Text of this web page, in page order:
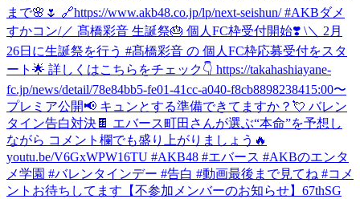
まで🌸🌷 🔗https://www.akb48.co.jp/lp/next-seishun/ #AKBダメ
すかコン/／ 髙橋彩音 生誕祭🎂 個人FC枠受付開始❣️ \＼ 2月
26日に生誕祭を行う #髙橋彩音 の 個人FC枠応募受付をスタ
ート🌟 詳しくはこちらをチェック👇 https://takahashiayane-
fc.jp/news/detail/78e84bb5-fe01-41cc-a040-f8cb8898238415:00〜
プレミア公開📢 キュンとする準備できてますか？💘 バレン
タイン告白対決🍫 エバース町田さんが選ぶ“本命”を予想し
ながら コメント欄でも盛り上がりましょう🔥
youtu.be/V6GxWPW16TU #AKB48 #エバース #AKBのエンタ
メ学園 #バレンタインデー #告白 #動画最後まで見てね #コメ
ントお待ちしてます 【不参加メンバーのお知らせ】67thSG